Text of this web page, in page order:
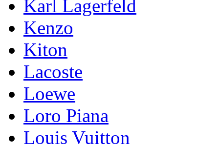
Karl Lagerfeld
Kenzo
Kiton
Lacoste
Loewe
Loro Piana
Lоuis Vuittоn